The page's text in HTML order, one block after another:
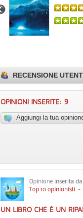
RECENSIONE
OPINIONI INSERITE: 9
Aggiungi la tua
Opinione inserita da
Top 10 opinionisti -
UN LIBRO CHE È UN